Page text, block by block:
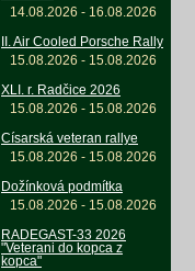
14.08.2026 - 16.08.2026
II. Air Cooled Porsche Rally
15.08.2026 - 15.08.2026
XLI. r. Radčice 2026
15.08.2026 - 15.08.2026
Císarská veteran rallye
15.08.2026 - 15.08.2026
Dožínková podmítka
15.08.2026 - 15.08.2026
RADEGAST-33 2026
"Veterani do kopca z
kopca"